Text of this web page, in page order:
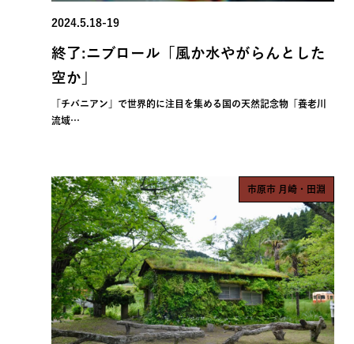
2024.5.18-19
終了:ニブロール「風か水やがらんとした
空か」
「チバニアン」で世界的に注目を集める国の天然記念物「養老川
流域…
市原市 月崎・田淵